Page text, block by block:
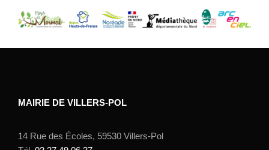
MAIRIE DE VILLERS-POL
14 Rue des Écoles, 59530 Villers-Pol